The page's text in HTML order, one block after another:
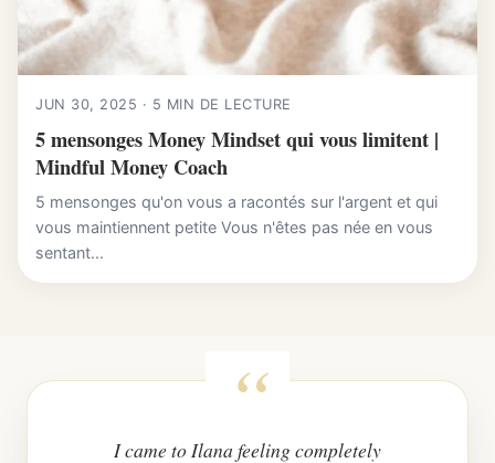
JUN 30, 2025 · 5 MIN DE LECTURE
5 mensonges Money Mindset qui vous limitent |
Mindful Money Coach
5 mensonges qu'on vous a racontés sur l'argent et qui
vous maintiennent petite Vous n'êtes pas née en vous
sentant...
I came to Ilana feeling completely